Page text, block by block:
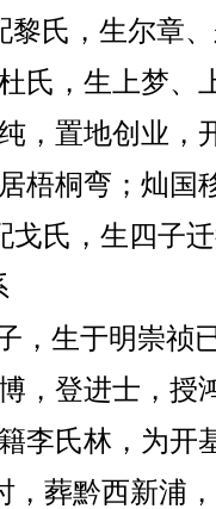
氏，生尔章
氏，生上梦、
，置地创业，
梧桐弯；灿国
氏，生四子
，生于明崇祯
，登进士，授
李氏林，为开
，葬黔西新浦